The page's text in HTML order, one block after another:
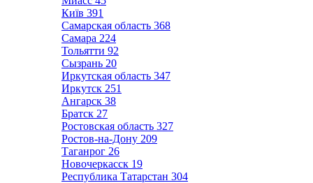
Київ 391
Самарская область 368
Самара 224
Тольятти 92
Сызрань 20
Иркутская область 347
Иркутск 251
Ангарск 38
Братск 27
Ростовская область 327
Ростов-на-Дону 209
Таганрог 26
Новочеркасск 19
Республика Татарстан 304